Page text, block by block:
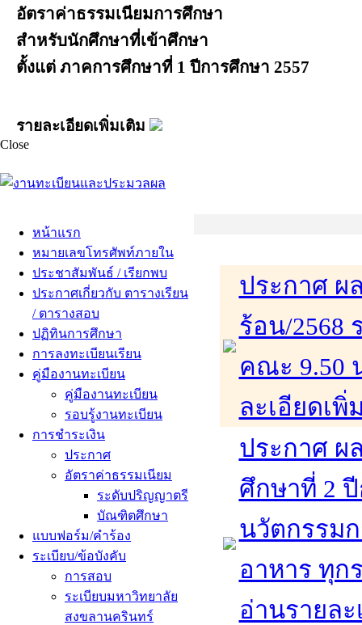
อัตราค่าธรรมเนียมการศึกษา
สำหรับนักศึกษาที่เข้าศึกษา
ตั้งแต่ ภาคการศึกษาที่ 1 ปีการศึกษา 2557
รายละเอียดเพิ่มเติม
Close
หน้าแรก
หมายเลขโทรศัพท์ภายใน
ประชาสัมพันธ์ / เรียกพบ
ประกาศเกี่ยวกับ ตารางเรียน
/ ตารางสอบ
ปฏิทินการศึกษา
การลงทะเบียนเรียน
คู่มืองานทะเบียน
คู่มืองานทะเบียน
รอบรู้งานทะเบียน
การชำระเงิน
ประกาศ
อัตราค่าธรรมเนียม
ระดับปริญญาตรี
บัณฑิตศึกษา
แบบฟอร์ม/คำร้อง
ระเบียบ/ข้อบังคับ
การสอบ
ระเบียบมหาวิทยาลัย
สงขลานครินทร์
ประกาศ ผ
ร้อน/2568
คณะ 9.50
ละเอียดเพิ่
ประกาศ ผ
ศึกษาที่ 2
นวัตกรรม
อาหาร ทุก
อ่านรายละ